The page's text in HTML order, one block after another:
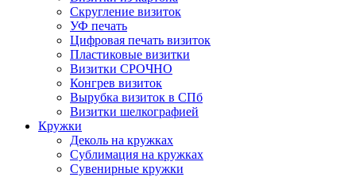
Скругление визиток
УФ печать
Цифровая печать визиток
Пластиковые визитки
Визитки СРОЧНО
Конгрев визиток
Вырубка визиток в СПб
Визитки шелкографией
Кружки
Деколь на кружках
Сублимация на кружках
Сувенирные кружки